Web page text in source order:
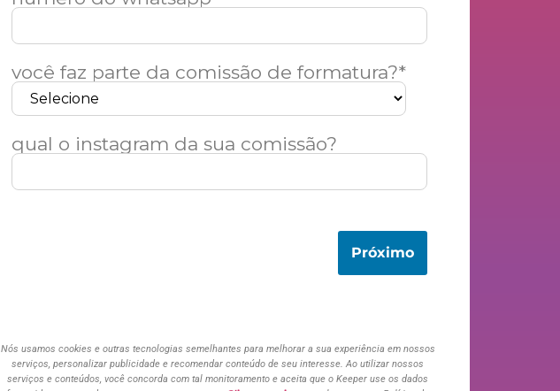
você faz parte da comissão de formatura?*
qual o instagram da sua comissão?
Próximo
Nós usamos cookies e outras tecnologias semelhantes para melhorar a sua experiência em nossos
serviços, personalizar publicidade e recomendar conteúdo de seu interesse. Ao utilizar nossos
serviços e conteúdos, você concorda com tal monitoramento e aceita que o Keeper use os dados